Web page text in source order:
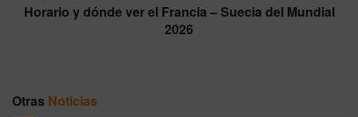
Horario y dónde ver el Francia – Suecia del Mundial
2026
Otras Noticias